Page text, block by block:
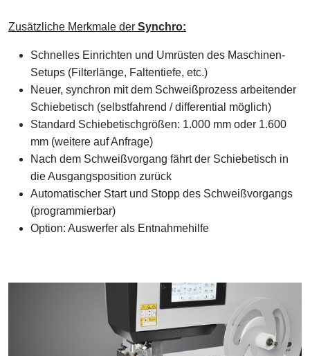
Zusätzliche Merkmale der Synchro:
Schnelles Einrichten und Umrüsten des Maschinen-
Setups (Filterlänge, Faltentiefe, etc.)
Neuer, synchron mit dem Schweißprozess arbeitender
Schiebetisch (selbstfahrend / differential möglich)
Standard Schiebetischgrößen: 1.000 mm oder 1.600
mm (weitere auf Anfrage)
Nach dem Schweißvorgang fährt der Schiebetisch in
die Ausgangsposition zurück
Automatischer Start und Stopp des Schweißvorgangs
(programmierbar)
Option: Auswerfer als Entnahmehilfe